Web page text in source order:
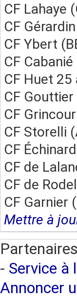
CF Lahaye
CF
CF Ybert
CF
CF Huet 25
CF
CF
CF Storelli
CF
CF de
CF de
CF Garnier
Mettre à
- Service à
Annoncer